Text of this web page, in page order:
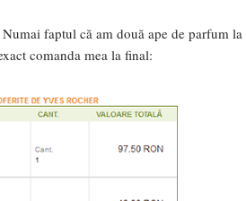
faptul că am două ape de parfum la
comanda mea la final: